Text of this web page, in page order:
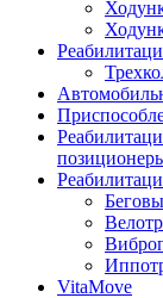
VitaMove